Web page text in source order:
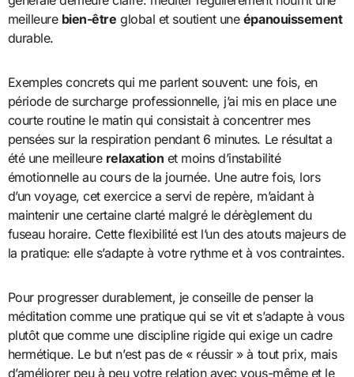
meilleure bien-être global et soutient une épanouissement
durable.
Exemples concrets qui me parlent souvent: une fois, en
période de surcharge professionnelle, j’ai mis en place une
courte routine le matin qui consistait à concentrer mes
pensées sur la respiration pendant 6 minutes. Le résultat a
été une meilleure relaxation et moins d’instabilité
émotionnelle au cours de la journée. Une autre fois, lors
d’un voyage, cet exercice a servi de repère, m’aidant à
maintenir une certaine clarté malgré le dérèglement du
fuseau horaire. Cette flexibilité est l’un des atouts majeurs de
la pratique: elle s’adapte à votre rythme et à vos contraintes.
Pour progresser durablement, je conseille de penser la
méditation comme une pratique qui se vit et s’adapte à vous
plutôt que comme une discipline rigide qui exige un cadre
hermétique. Le but n’est pas de « réussir » à tout prix, mais
d’améliorer peu à peu votre relation avec vous-même et le